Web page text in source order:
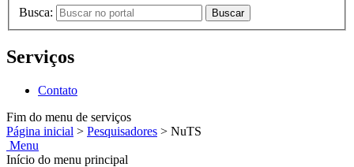
Busca: Buscar
Serviços
Contato
Fim do menu de serviços
Página inicial > Pesquisadores > NuTS
Menu
Início do menu principal